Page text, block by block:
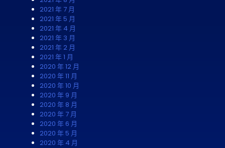
2021 年 7 月
2021 年 5 月
2021 年 4 月
2021 年 3 月
2021 年 2 月
2021 年 1 月
2020 年 12 月
2020 年 11 月
2020 年 10 月
2020 年 9 月
2020 年 8 月
2020 年 7 月
2020 年 6 月
2020 年 5 月
2020 年 4 月